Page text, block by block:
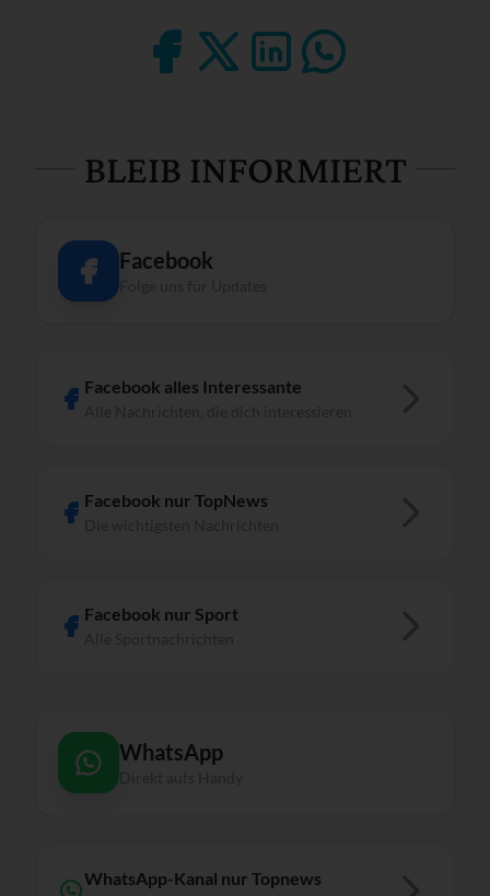
BLEIB INFORMIERT
Facebook
Facebook alles Interessante
Facebook nur TopNews
Facebook nur Sport
WhatsApp
WhatsApp-Kanal nur Topnews